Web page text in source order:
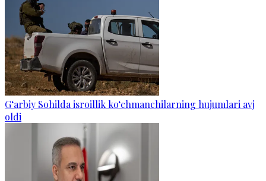
G‘arbiy Sohilda isroillik ko‘chmanchilarning hujumlari avj
oldi